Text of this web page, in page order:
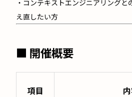
・コンテキストエンジニアリング
え直したい方
■ 開催概要
項目